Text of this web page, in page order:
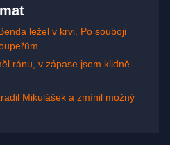
ležel v krvi. Po souboji
ránu, v zápase jsem klidně
Mikulášek a zmínil možný